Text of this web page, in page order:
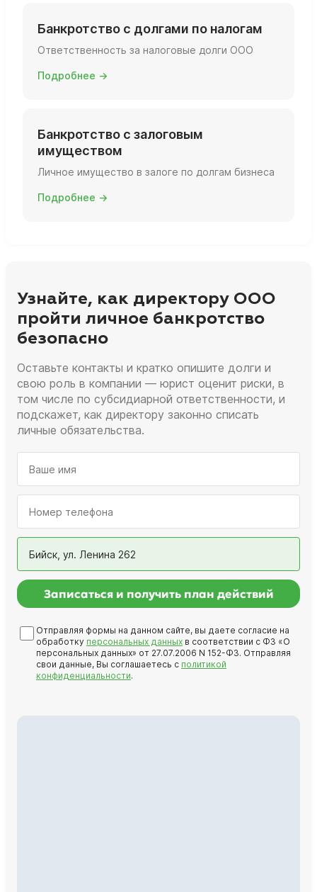
Банкротство с долгами по налогам
Ответственность за налоговые долги ООО
Подробнее →
Банкротство с залоговым
имуществом
Личное имущество в залоге по долгам бизнеса
Подробнее →
Узнайте, как директору ООО
пройти личное банкротство
безопасно
Оставьте контакты и кратко опишите долги и
свою роль в компании — юрист оценит риски, в
том числе по субсидиарной ответственности, и
подскажет, как директору законно списать
личные обязательства.
Бийск, ул. Ленина 262
Записаться и получить план действий
Отправляя формы на данном сайте, вы даете согласие на
обработку персональных данных в соответствии с ФЗ «О
персональных данных» от 27.07.2006 N 152-ФЗ. Отправляя
свои данные, Вы соглашаетесь с политикой
конфиденциальности.